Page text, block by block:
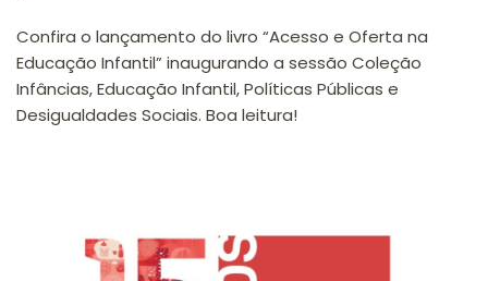
Confira o lançamento do livro “Acesso e Oferta na
Educação Infantil” inaugurando a sessão Coleção
Infâncias, Educação Infantil, Políticas Públicas e
Desigualdades Sociais. Boa leitura!